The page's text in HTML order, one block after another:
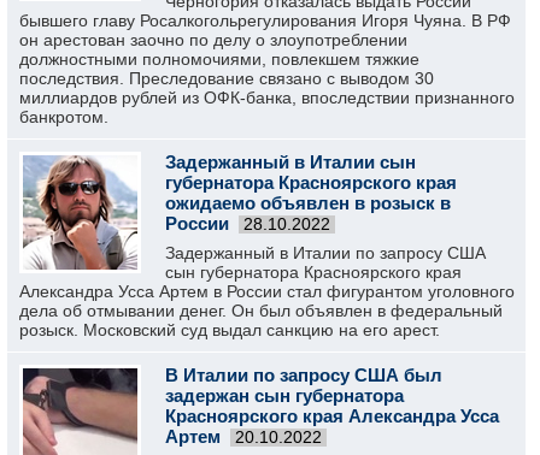
бывшего главу Росалкогольрегулирования Игоря Чуяна. В РФ
он арестован заочно по делу о злоупотреблении
должностными полномочиями, повлекшем тяжкие
последствия. Преследование связано с выводом 30
миллиардов рублей из ОФК-банка, впоследствии признанного
банкротом.
Задержанный в Италии сын
губернатора Красноярского края
ожидаемо объявлен в розыск в
России
28.10.2022
Задержанный в Италии по запросу США
сын губернатора Красноярского края
Александра Усса Артем в России стал фигурантом уголовного
дела об отмывании денег. Он был объявлен в федеральный
розыск. Московский суд выдал санкцию на его арест.
В Италии по запросу США был
задержан сын губернатора
Красноярского края Александра Усса
Артем
20.10.2022